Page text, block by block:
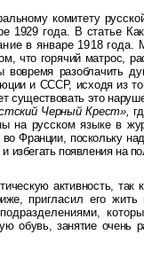
комитету
1929 года. В статье
в январе 1918 года.
что горячий матрос,
разоблачить
и СССР, исходя из
существовать это
Черный Крест»,
на русском языке в
во Франции, поскольку
избегать появления на
активность,
пригласил его
обувь, занятие очень